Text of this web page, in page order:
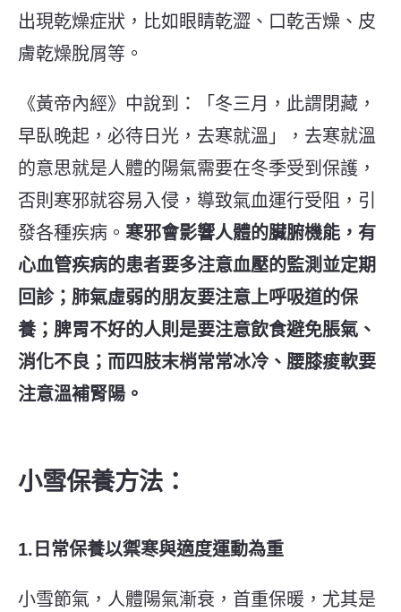
出現乾燥症狀，比如眼睛乾澀、口乾舌燥、皮
膚乾燥脫屑等。
《黃帝內經》中說到：「冬三月，此謂閉藏，
早臥晚起，必待日光，去寒就溫」
， 去寒就溫
的意思就是人體的陽氣需要在冬季受到保護，
否則寒邪就容易入侵，導致氣血運行受阻，引
發各種疾病。 寒邪會影響人體的臟腑機能，有
心血管疾病的患者要多注意血壓的監測並定期
回診；肺氣虛弱的朋友要注意上呼吸道的保
養；脾胃不好的人則是要注意飲食避免脹氣、
消化不良；而四肢末梢常常冰冷、腰膝痠軟要
注意溫補腎陽。
小雪保養方法：
1.日常保養以禦寒與適度運動為重
小雪節氣，人體陽氣漸衰，首重保暖，尤其是